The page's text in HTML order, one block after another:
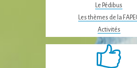
Le Pédibus
Les thèmes de la
Activités